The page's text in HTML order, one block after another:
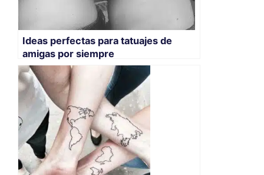
Ideas perfectas para tatuajes de
amigas por siempre